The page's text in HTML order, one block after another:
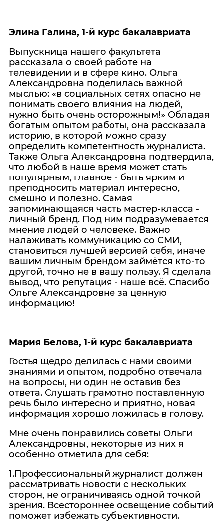
Элина Галина, 1-й курс бакалавриата
Выпускница нашего факультета
рассказала о своей работе на
телевидении и в сфере кино. Ольга
Александровна поделилась важной
мыслью: «в социальных сетях опасно не
понимать своего влияния на людей,
нужно быть очень осторожным!» Обладая
богатым опытом работы, она рассказала
историю, в которой можно сразу
определить компетентность журналиста.
Также Ольга Александровна подтвердила,
что любой в наше время может стать
популярным, главное - быть ярким и
преподносить материал интересно,
смешно и полезно. Самая
запоминающаяся часть мастер-класса -
личный бренд. Под ним подразумевается
мнение людей о человеке. Важно
налаживать коммуникацию со СМИ,
становиться лучшей версией себя, иначе
вашим личным брендом займётся кто-то
другой, точно не в вашу пользу. Я сделала
вывод, что репутация - наше всё. Спасибо
Ольге Александровне за ценную
информацию!
Мария Белова, 1-й курс бакалавриата
Гостья щедро делилась с нами своими
знаниями и опытом, подробно отвечала
на вопросы, ни один не оставив без
ответа. Слушать грамотно поставленную
речь было интересно и приятно, новая
информация хорошо ложилась в голову.
Мне очень понравились советы Ольги
Александровны, некоторые из них я
особенно отметила для себя:
1.Профессиональный журналист должен
рассматривать новости с нескольких
сторон, не ограничиваясь одной точкой
зрения. Всестороннее освещение событий
поможет избежать субъективности.